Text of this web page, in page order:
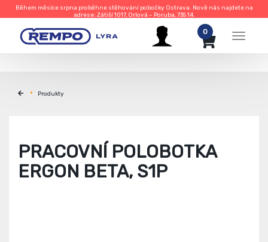
Během měsíce srpna proběhne stěhování pobočky Ostrava. Nově nás najdete na
adrese: Zátiší 1017, Orlová – Poruba, 735 14.
Menu
0
Produkty
PRACOVNÍ POLOBOTKA
ERGON BETA, S1P